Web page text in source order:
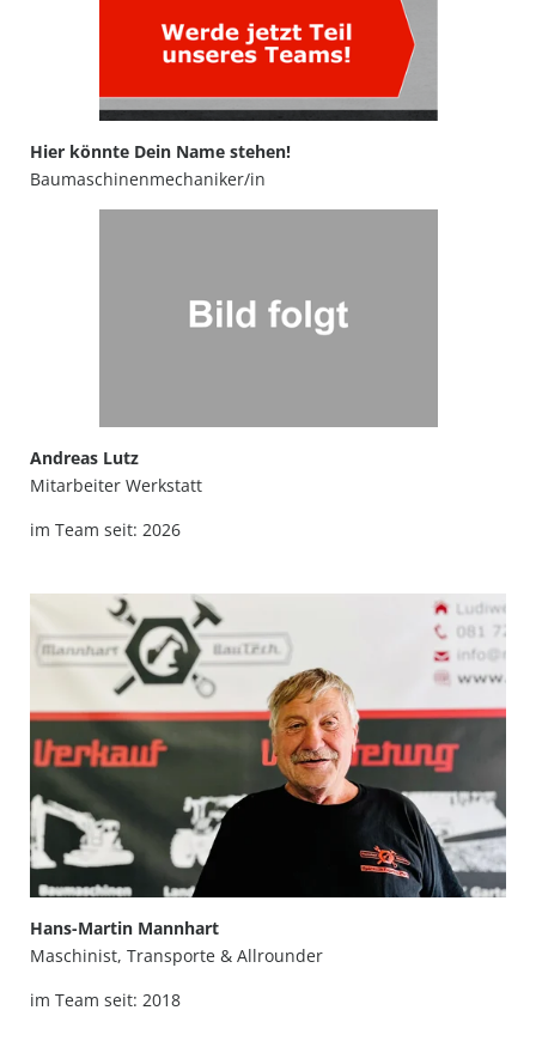
Hier könnte Dein Name stehen!
Baumaschinenmechaniker/in
Andreas Lutz
Mitarbeiter Werkstatt
im Team seit: 2026
Hans-Martin Mannhart
Maschinist, Transporte & Allrounder
im Team seit: 2018